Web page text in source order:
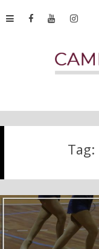
Tag: